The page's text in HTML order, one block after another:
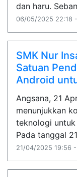
dan haru.
06/05/2025 22:18
SMK Nur
Satuan
Android
Angsana, 21
menunjukkan
teknologi
Pada tanggal
21/04/2025 19:56